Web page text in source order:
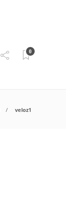
0
veloz1